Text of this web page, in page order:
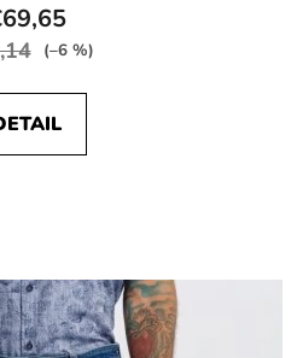
(–6 %)